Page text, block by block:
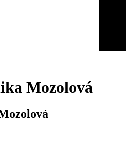
Mozolová